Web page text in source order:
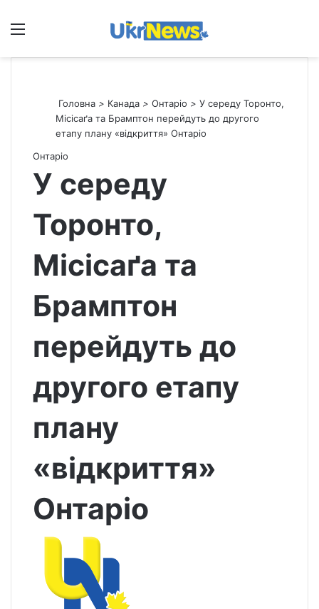
Меню
Головна > Канада > Онтаріо > У середу Торонто,
Місісаґа та Брамптон перейдуть до другого
етапу плану «відкриття» Онтаріо
Онтаріо
У середу
Торонто,
Місісаґа та
Брамптон
перейдуть до
другого етапу
плану
«відкриття»
Онтаріо